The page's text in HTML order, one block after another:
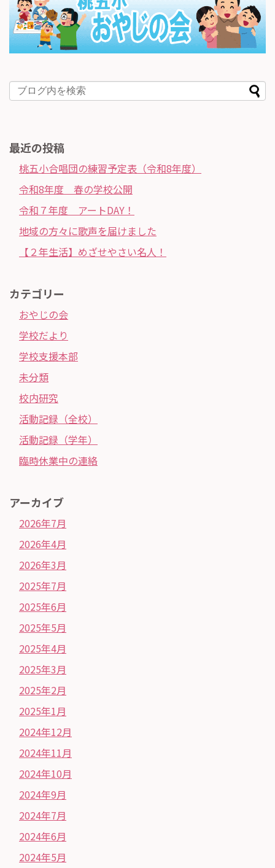
最近の投稿
桃五小合唱団の練習予定表（令和8年度）
令和8年度 春の学校公開
令和７年度 アートDAY！
地域の方々に歌声を届けました
【２年生活】めざせやさい名人！
カテゴリー
おやじの会
学校だより
学校支援本部
未分類
校内研究
活動記録（全校）
活動記録（学年）
臨時休業中の連絡
アーカイブ
2026年7月
2026年4月
2026年3月
2025年7月
2025年6月
2025年5月
2025年4月
2025年3月
2025年2月
2025年1月
2024年12月
2024年11月
2024年10月
2024年9月
2024年7月
2024年6月
2024年5月